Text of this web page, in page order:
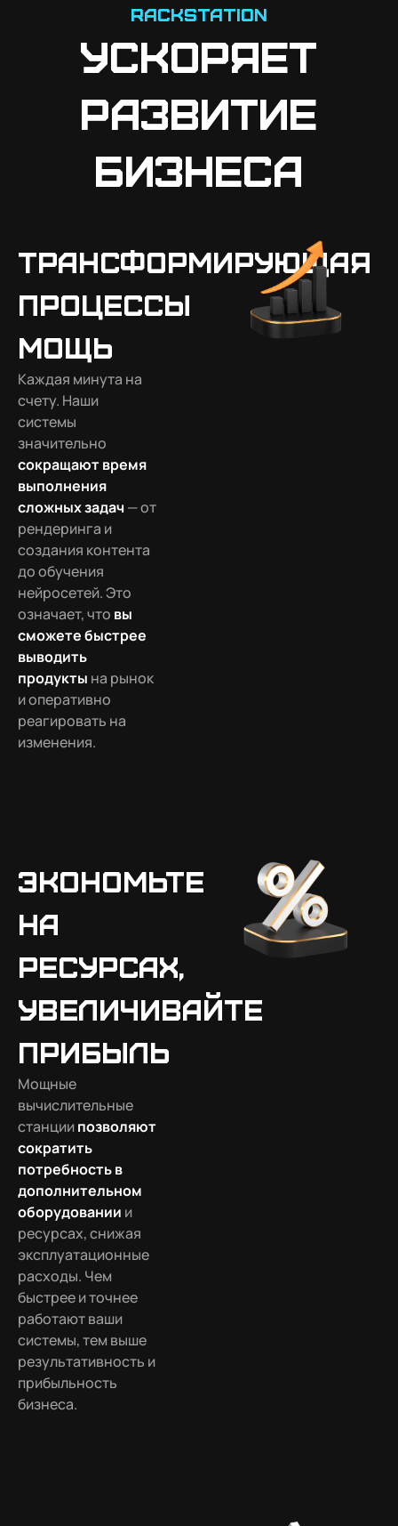
Rackstation
Ускоряет
развитие
бизнеса
Трансформирующая
процессы
мощь
Каждая минута на
счету. Наши
системы
значительно
сокращают время
выполнения
сложных задач — от
рендеринга и
создания контента
до обучения
нейросетей. Это
означает, что вы
сможете быстрее
выводить
продукты на рынок
и оперативно
реагировать на
изменения.
Экономьте
на
ресурсах,
увеличивайте
прибыль
Мощные
вычислительные
станциипозволяют
сократить
потребность в
дополнительном
оборудовании и
ресурсах, снижая
эксплуатационные
расходы. Чем
быстрее и точнее
работают ваши
системы, тем выше
результативность и
прибыльность
бизнеса.